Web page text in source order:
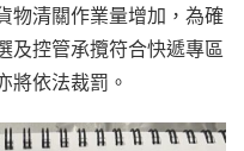
物清關作業量增加，為確
及控管承攬符合快遞專區
將依法裁罰。